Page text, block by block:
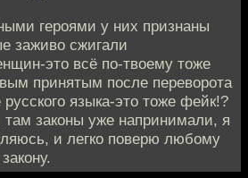
героями у них признаны
заживо сжигали
это всё по-твоему тоже
принятым после переворота
языка-это тоже фейк!?
там законы уже напринимали, я
и легко поверю любому